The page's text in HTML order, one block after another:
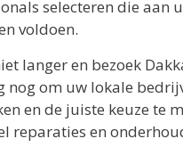
selecteren die aan
voldoen.
langer en bezoek
nog om uw lokale
en de juiste keuze te
reparaties en